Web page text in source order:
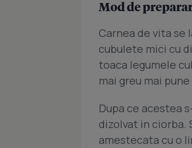
Mod de
Carnea de vita se
cubulete mici cu
toaca legumele
mai greu mai
Dupa ce acestea
dizolvat in ciorba.
amestecata cu o